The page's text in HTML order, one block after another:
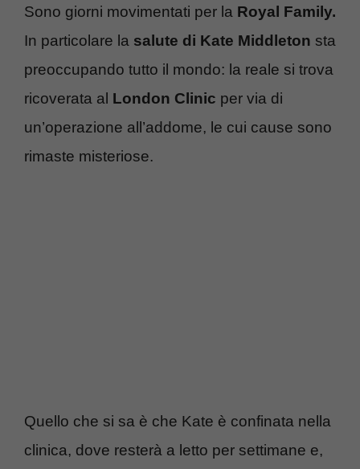
Sono giorni movimentati per la Royal Family.
In particolare la salute di Kate Middleton sta
preoccupando tutto il mondo: la reale si trova
ricoverata al London Clinic per via di
un’operazione all’addome, le cui cause sono
rimaste misteriose.
Quello che si sa è che Kate è confinata nella
clinica, dove resterà a letto per settimane e,